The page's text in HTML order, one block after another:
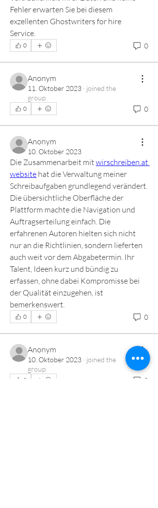
Fehler erwarten Sie bei diesem
exzellenten Ghostwriters for hire
Service.
0 0
Anonym
11. Oktober 2023 · joined the
group.
0 0
Anonym
10. Oktober 2023
Die Zusammenarbeit mit wirschreiben.at
website hat die Verwaltung meiner
Schreibaufgaben grundlegend verändert.
Die übersichtliche Oberfläche der
Plattform machte die Navigation und
Auftragserteilung einfach. Die
erfahrenen Autoren hielten sich nicht
nur an die Richtlinien, sondern lieferten
auch weit vor dem Abgabetermin. Ihr
Talent, Ideen kurz und bündig zu
erfassen, ohne dabei Kompromisse bei
der Qualität einzugehen, ist
bemerkenswert.
0 0
Anonym
10. Oktober 2023 · joined the
group.
0 0
Info
Willkommen in der Gruppe! Hier kannst